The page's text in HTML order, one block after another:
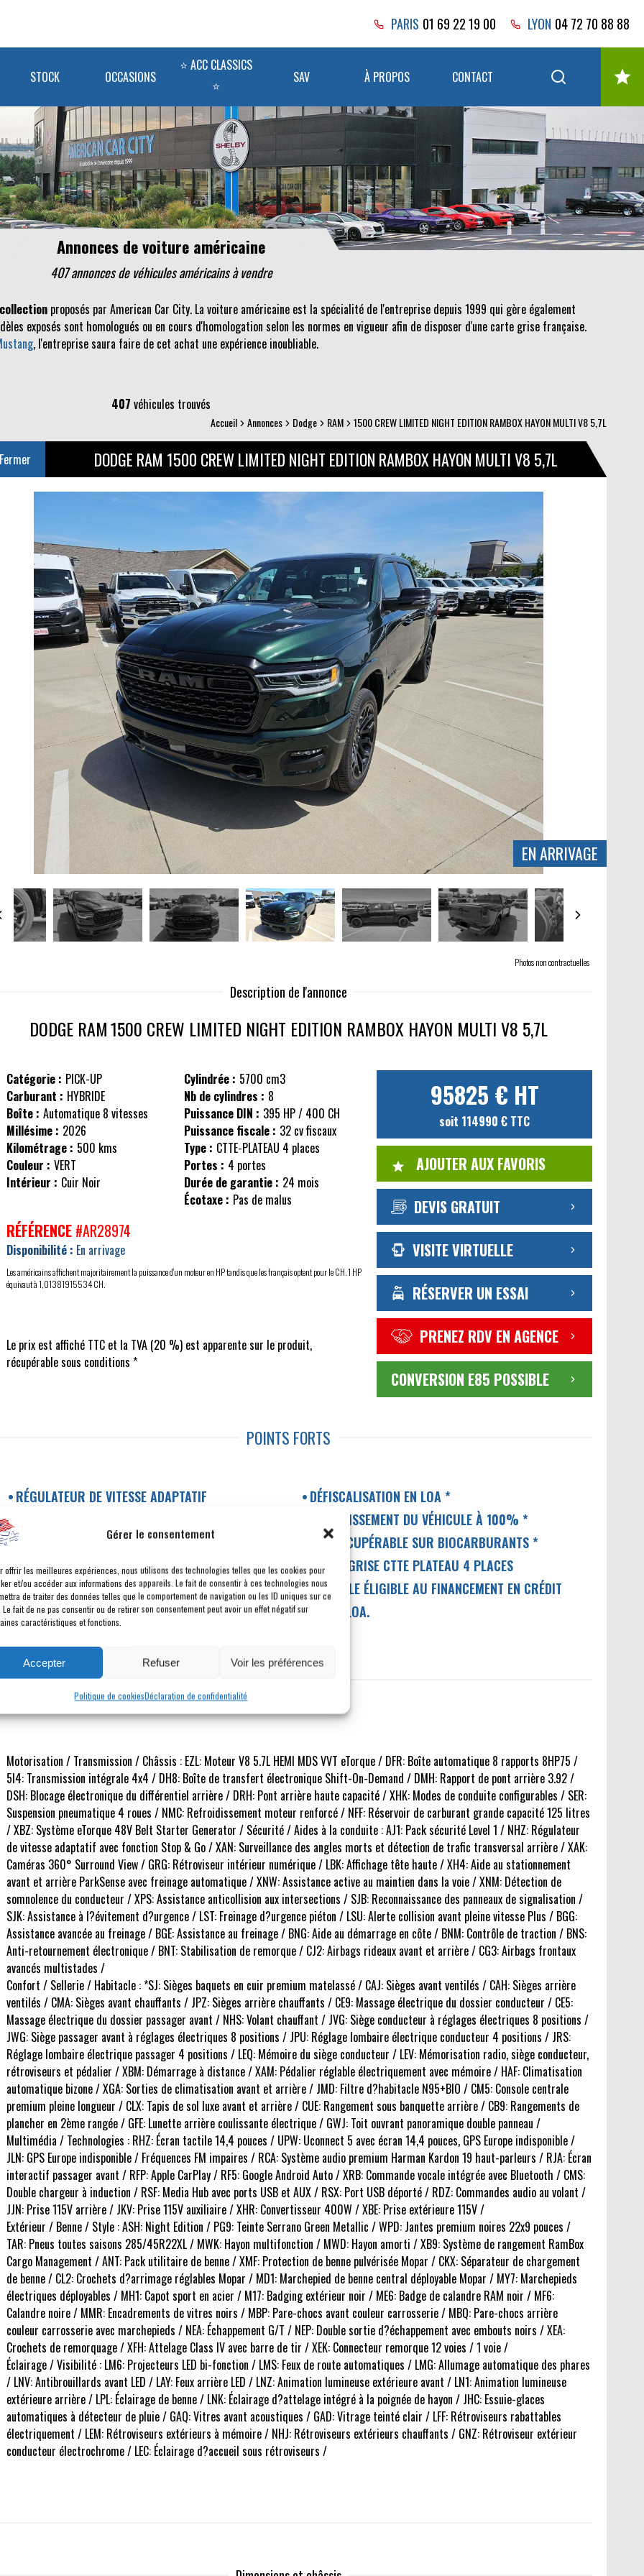
Gérer le consentement
offrir les meilleures expériences, nous utilisons des technologies telles que les cookies pour
et/ou accéder aux informations des appareils. Le fait de consentir à ces technologies nous
de traiter des données telles que le comportement de navigation ou les ID uniques sur ce
Le fait de ne pas consentir ou de retirer son consentement peut avoir un effet négatif sur
caractéristiques et fonctions.
Accepter Refuser Voir les préférences
Politique de cookiesDéclaration de confidentialité
PARIS 01 69 22 19 00 LYON 04 72 70 88 88
STOCK OCCASIONS
⭐ ACC CLASSICS
⭐
SAV À PROPOS CONTACT
Annonces de voiture américaine
407 annonces de véhiculesaméricainsà vendre
proposés par American Car City. La voiture américaine est la spécialité de l'entreprise depuis 1999 qui gère également
exposés sont homologués ou en cours d'homologation selon les normes en vigueur afin de disposer d'une carte grise française.
, l'entreprise saura faire de cet achat une expérience inoubliable.
407 véhicules trouvés
Accueil Annonces Dodge RAM 1500 CREW LIMITED NIGHT EDITION RAMBOX HAYON MULTI V8 5,7L
DODGE RAM 1500 CREW LIMITED NIGHT EDITION RAMBOX HAYON MULTI V8 5,7L
EN ARRIVAGE
Photos non contractuelles
Description de l'annonce
DODGE RAM1500 CREW LIMITED NIGHT EDITION RAMBOX HAYON MULTI V8 5,7L
Catégorie : PICK-UP
Carburant : HYBRIDE
Boîte : Automatique 8 vitesses
Millésime : 2026
Kilométrage : 500 kms
Couleur : VERT
Intérieur : Cuir Noir
Cylindrée : 5700 cm3
Nb de cylindres : 8
Puissance DIN : 395 HP / 400 CH
Puissance fiscale : 32 cv fiscaux
Type : CTTE-PLATEAU 4 places
Portes : 4 portes
Durée de garantie : 24 mois
Écotaxe : Pas de malus
RÉFÉRENCE#AR28974
Disponibilité : En arrivage
Les américains affichent majoritairement la puissance d'un moteur en HP tandis que les français optent pour le CH. 1 HP
équivaut à 1,01381915534 CH.
Le prix est affiché TTC et la TVA (20 %) est apparente sur le produit,
récupérable sous conditions *
95825 € HT
soit 114990 € TTC
AJOUTER AUX FAVORIS
DEVIS GRATUIT
VISITE VIRTUELLE
RÉSERVER UN ESSAI
PRENEZ RDV EN AGENCE
CONVERSION E85 POSSIBLE
POINTS FORTS
RÉGULATEUR DE VITESSE ADAPTATIF
HAYON MULTIFONCTION
NIGHT PACKAGE
DOUBLE TOIT OUVRANT PANORAMIQUE
PAS DE TVS *
DÉFISCALISATION EN LOA *
AMORTISSEMENT DU VÉHICULE À 100% *
TVA RÉCUPÉRABLE SUR BIOCARBURANTS *
CARTE GRISE CTTE PLATEAU 4 PLACES
VÉHICULE ÉLIGIBLE AU FINANCEMENT EN CRÉDIT
BAIL / LOA.
Motorisation / Transmission / Châssis : EZL: Moteur V8 5.7L HEMI MDS VVT eTorque / DFR: Boîte automatique 8 rapports 8HP75 /
5I4: Transmission intégrale 4x4 / DH8: Boîte de transfert électronique Shift-On-Demand / DMH: Rapport de pont arrière 3.92 /
DSH: Blocage électronique du différentiel arrière / DRH: Pont arrière haute capacité / XHK: Modes de conduite configurables / SER:
Suspension pneumatique 4 roues / NMC: Refroidissement moteur renforcé / NFF: Réservoir de carburant grande capacité 125 litres
/ XBZ: Système eTorque 48V Belt Starter Generator / Sécurité / Aides à la conduite : AJ1: Pack sécurité Level 1 / NHZ: Régulateur
de vitesse adaptatif avec fonction Stop & Go / XAN: Surveillance des angles morts et détection de trafic transversal arrière / XAK:
Caméras 360° Surround View / GRG: Rétroviseur intérieur numérique / LBK: Affichage tête haute / XH4: Aide au stationnement
avant et arrière ParkSense avec freinage automatique / XNW: Assistance active au maintien dans la voie / XNM: Détection de
somnolence du conducteur / XPS: Assistance anticollision aux intersections / SJB: Reconnaissance des panneaux de signalisation /
SJK: Assistance à l?évitement d?urgence / LST: Freinage d?urgence piéton / LSU: Alerte collision avant pleine vitesse Plus / BGG:
Assistance avancée au freinage / BGE: Assistance au freinage / BNG: Aide au démarrage en côte / BNM: Contrôle de traction / BNS:
Anti-retournement électronique / BNT: Stabilisation de remorque / CJ2: Airbags rideaux avant et arrière / CG3: Airbags frontaux
avancés multistades /
Confort / Sellerie / Habitacle : *SJ: Sièges baquets en cuir premium matelassé / CAJ: Sièges avant ventilés / CAH: Sièges arrière
ventilés / CMA: Sièges avant chauffants / JPZ: Sièges arrière chauffants / CE9: Massage électrique du dossier conducteur / CE5:
Massage électrique du dossier passager avant / NHS: Volant chauffant / JVG: Siège conducteur à réglages électriques 8 positions /
JWG: Siège passager avant à réglages électriques 8 positions / JPU: Réglage lombaire électrique conducteur 4 positions / JRS:
Réglage lombaire électrique passager 4 positions / LEQ: Mémoire du siège conducteur / LEV: Mémorisation radio, siège conducteur,
rétroviseurs et pédalier / XBM: Démarrage à distance / XAM: Pédalier réglable électriquement avec mémoire / HAF: Climatisation
automatique bizone / XGA: Sorties de climatisation avant et arrière / JMD: Filtre d?habitacle N95+BIO / CM5: Console centrale
premium pleine longueur / CLX: Tapis de sol luxe avant et arrière / CUE: Rangement sous banquette arrière / CB9: Rangements de
plancher en 2ème rangée / GFE: Lunette arrière coulissante électrique / GWJ: Toit ouvrant panoramique double panneau /
Multimédia / Technologies : RHZ: Écran tactile 14,4 pouces / UPW: Uconnect 5 avec écran 14,4 pouces, GPS Europe indisponible /
JLN: GPS Europe indisponible / Fréquences FM impaires / RCA: Système audio premium Harman Kardon 19 haut-parleurs / RJA: Écran
interactif passager avant / RFP: Apple CarPlay / RF5: Google Android Auto / XRB: Commande vocale intégrée avec Bluetooth / CMS:
Double chargeur à induction / RSF: Media Hub avec ports USB et AUX / RSX: Port USB déporté / RDZ: Commandes audio au volant /
JJN: Prise 115V arrière / JKV: Prise 115V auxiliaire / XHR: Convertisseur 400W / XBE: Prise extérieure 115V /
Extérieur / Benne / Style : ASH: Night Edition / PG9: Teinte Serrano Green Metallic / WPD: Jantes premium noires 22x9 pouces /
TAR: Pneus toutes saisons 285/45R22XL / MWK: Hayon multifonction / MWD: Hayon amorti / XB9: Système de rangement RamBox
Cargo Management / ANT: Pack utilitaire de benne / XMF: Protection de benne pulvérisée Mopar / CKX: Séparateur de chargement
de benne / CL2: Crochets d?arrimage réglables Mopar / MD1: Marchepied de benne central déployable Mopar / MY7: Marchepieds
électriques déployables / MH1: Capot sport en acier / M17: Badging extérieur noir / ME6: Badge de calandre RAM noir / MF6:
Calandre noire / MMR: Encadrements de vitres noirs / MBP: Pare-chocs avant couleur carrosserie / MBQ: Pare-chocs arrière
couleur carrosserie avec marchepieds / NEA: Échappement G/T / NEP: Double sortie d?échappement avec embouts noirs / XEA:
Crochets de remorquage / XFH: Attelage Class IV avec barre de tir / XEK: Connecteur remorque 12 voies / 1 voie /
Éclairage / Visibilité : LM6: Projecteurs LED bi-fonction / LMS: Feux de route automatiques / LMG: Allumage automatique des phares
/ LNV: Antibrouillards avant LED / LAY: Feux arrière LED / LNZ: Animation lumineuse extérieure avant / LN1: Animation lumineuse
extérieure arrière / LPL: Éclairage de benne / LNK: Éclairage d?attelage intégré à la poignée de hayon / JHC: Essuie-glaces
automatiques à détecteur de pluie / GAQ: Vitres avant acoustiques / GAD: Vitrage teinté clair / LFF: Rétroviseurs rabattables
électriquement / LEM: Rétroviseurs extérieurs à mémoire / NHJ: Rétroviseurs extérieurs chauffants / GNZ: Rétroviseur extérieur
conducteur électrochrome / LEC: Éclairage d?accueil sous rétroviseurs /